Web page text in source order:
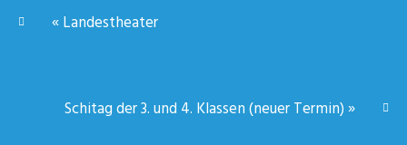
«Landestheater
Schitag der 3. und 4. Klassen (neuer Termin)»